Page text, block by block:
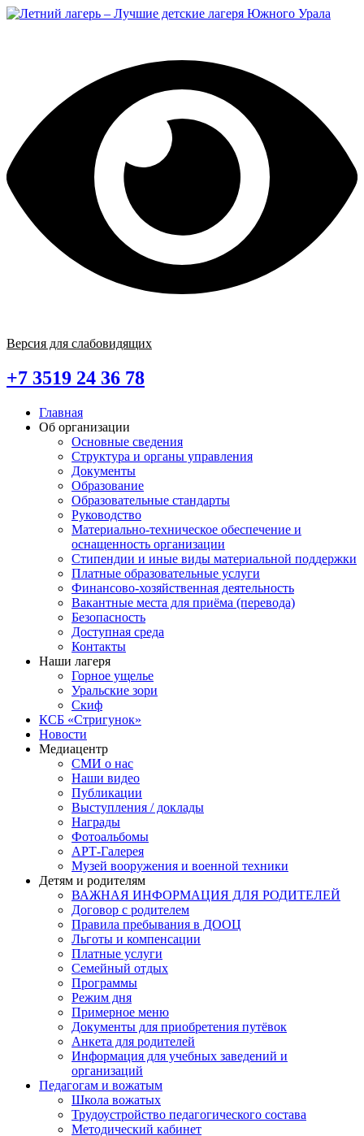
Перейти
Версия для слабовидящих
+7 3519 24 36 78
Главная
Об организации
Основные сведения
Структура и органы управления
Документы
Образование
Образовательные стандарты
Руководство
Материально-техническое обеспечение и
оснащенность организации
Стипендии и иные виды материальной поддержки
Платные образовательные услуги
Финансово-хозяйственная деятельность
Вакантные места для приёма (перевода)
Безопасность
Доступная среда
Контакты
Наши лагеря
Горное ущелье
Уральские зори
Скиф
КСБ «Стригунок»
Новости
Медиацентр
СМИ о нас
Наши видео
Публикации
Выступления / доклады
Награды
Фотоальбомы
АРТ-Галерея
Музей вооружения и военной техники
Детям и родителям
ВАЖНАЯ ИНФОРМАЦИЯ ДЛЯ РОДИТЕЛЕЙ
Договор с родителем
Правила пребывания в ДООЦ
Льготы и компенсации
Платные услуги
Семейный отдых
Программы
Режим дня
Примерное меню
Документы для приобретения путёвок
Анкета для родителей
Информация для учебных заведений и
организаций
Педагогам и вожатым
Школа вожатых
Трудоустройство педагогического состава
Методический кабинет